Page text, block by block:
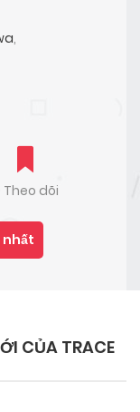
,
Theo dõi
nhất
CỦA TRACE